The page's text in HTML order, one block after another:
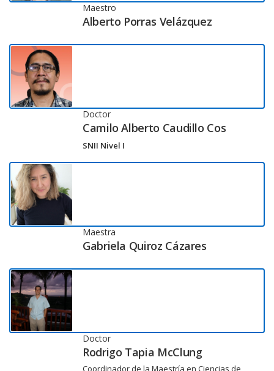
Maestro
Alberto Porras Velázquez
Doctor
Camilo Alberto Caudillo Cos
SNII Nivel I
Maestra
Gabriela Quiroz Cázares
Doctor
Rodrigo Tapia McClung
Coordinador de la Maestría en Ciencias de